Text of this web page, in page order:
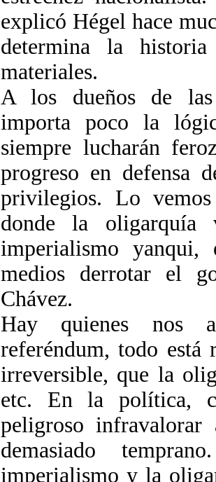
explicó Hégel hace
determina la
materiales.
A los dueños de las
importa poco la
siempre lucharán
progreso en defensa
privilegios. Lo
donde la oligarquía
imperialismo
medios derrotar el
Chávez.
Hay quienes nos
referéndum, todo está
irreversible, que la
etc. En la política,
peligroso
demasiado
imperialismo y la